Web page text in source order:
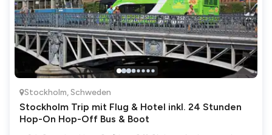
Stockholm,Schweden
Stockholm Trip mit Flug & Hotel inkl. 24 Stunden
Hop-On Hop-Off Bus & Boot